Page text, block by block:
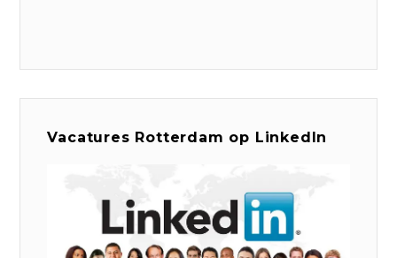
Vacatures Rotterdam op LinkedIn